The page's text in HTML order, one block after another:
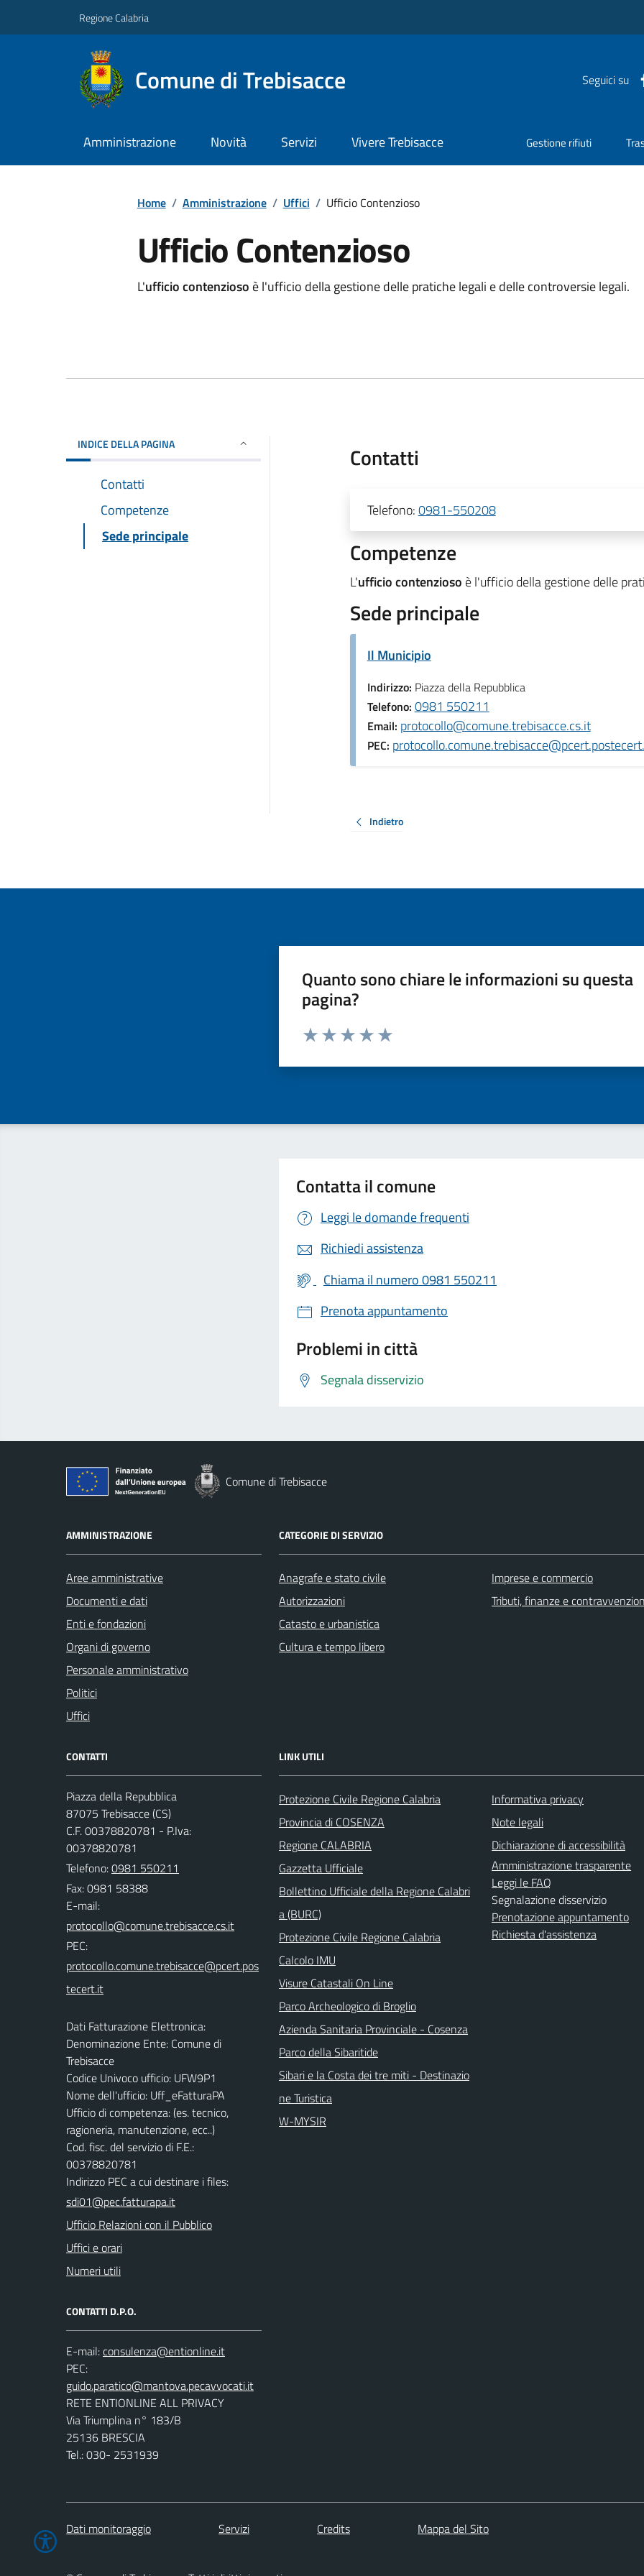
Regione Calabria
Comune di Trebisacce Seguici su
Amministrazione Novità Servizi Vivere Trebisacce Gestione rifiuti
Home / Amministrazione / Uffici / Ufficio Contenzioso
Ufficio Contenzioso
L'ufficiocontenzioso èl'ufficio dellagestionedellepratichelegali edellecontroversielegali.
INDICE DELLA PAGINA
Contatti
Competenze
Sede principale
Contatti
Telefono:0981-550208
Competenze
L'ufficiocontenzioso èl'ufficiodellagestionedelle
Sede principale
Il Municipio
Indirizzo: Piazza della Repubblica
Telefono: 0981 550211
Email: protocollo@comune.trebisacce.cs.it
PEC:
Indietro
Quanto sono chiare le informazioni su questa
pagina?
Valuta da 1 a 5 stelle la pagina
Contatta il comune
Leggi le domande frequenti
Richiedi assistenza
Chiama il numero 0981 550211
Prenota appuntamento
Problemi in città
Segnala disservizio
Comune di Trebisacce
AMMINISTRAZIONE
Aree amministrative
Documenti e dati
Enti e fondazioni
Organi di governo
Personale amministrativo
Politici
Uffici
CATEGORIE DI SERVIZIO
Anagrafe e stato civile
Autorizzazioni
Catasto e urbanistica
Cultura e tempo libero
Imprese e commercio
Tributi, finanze e
CONTATTI
Piazza della Repubblica
87075 Trebisacce (CS)
C.F. 00378820781 - P.Iva:
00378820781
Telefono:0981 550211
Fax: 0981 58388
E-mail:
PEC:
Dati Fatturazione Elettronica:
Denominazione Ente: Comune di
Trebisacce
Codice Univoco ufficio: UFW9P1
Nome dell'ufficio: Uff_eFatturaPA
Ufficio di competenza: (es. tecnico,
ragioneria, manutenzione, ecc..)
Cod. fisc. del servizio di F.E.:
00378820781
Indirizzo PEC a cui destinare i files:
sdi01@pec.fatturapa.it
Ufficio Relazioni con il Pubblico
Uffici e orari
Numeri utili
CONTATTI D.P.O.
E-mail:
PEC:
RETE ENTIONLINE ALL PRIVACY
Via Triumplina n° 183/B
25136 BRESCIA
Tel.: 030- 2531939
LINK UTILI
Protezione Civile Regione Calabria
Provincia di COSENZA
Regione CALABRIA
Gazzetta Ufficiale
Bollettino Ufficiale della Regione Calabri
a (BURC)
Protezione Civile Regione Calabria
Calcolo IMU
Visure Catastali On Line
Parco Archeologico di Broglio
Azienda Sanitaria Provinciale - Cosenza
Parco della Sibaritide
Sibari e la Costa dei tre miti - Destinazio
ne Turistica
W-MYSIR
Informativa privacy
Note legali
Dichiarazione di accessibilità
Amministrazione trasparente
Leggi le FAQ
Segnalazione disservizio
Prenotazione appuntamento
Richiesta d'assistenza
Dati monitoraggio Servizi Credits Mappa del Sito